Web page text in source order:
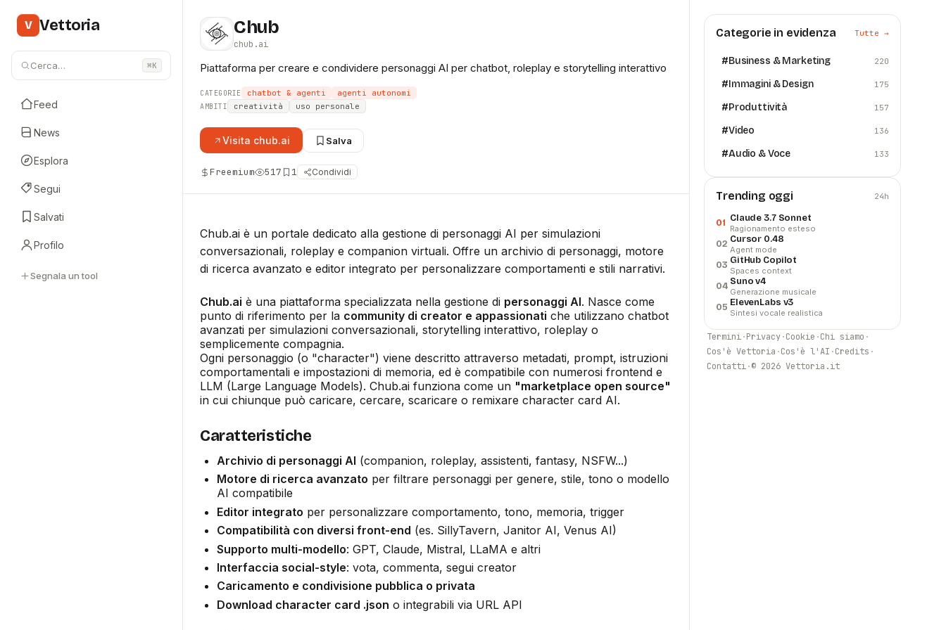
V Vettoria
Cerca… ⌘K
Feed
News
Esplora
Segui
Salvati
Profilo
Segnala un tool
Chub
chub.ai
Piattaforma per creare e condividere personaggi AI per chatbot, roleplay e storytelling interattivo
CATEGORIE chatbot & agenti agenti autonomi
AMBITI creatività uso personale
Visita chub.ai Salva
Freemium 517 1 Condividi
Chub.ai è un portale dedicato alla gestione di personaggi AI per simulazioni
conversazionali, roleplay e companion virtuali. Offre un archivio di personaggi, motore
di ricerca avanzato e editor integrato per personalizzare comportamenti e stili narrativi.
Chub.ai è una piattaforma specializzata nella gestione di personaggi AI. Nasce come
punto di riferimento per la community di creator e appassionati che utilizzano chatbot
avanzati per simulazioni conversazionali, storytelling interattivo, roleplay o
semplicemente compagnia.
Ogni personaggio (o "character") viene descritto attraverso metadati, prompt, istruzioni
comportamentali e impostazioni di memoria, ed è compatibile con numerosi frontend e
LLM (Large Language Models). Chub.ai funziona come un "marketplace open source"
in cui chiunque può caricare, cercare, scaricare o remixare character card AI.
Caratteristiche
Archivio di personaggi AI (companion, roleplay, assistenti, fantasy, NSFW...)
Motore di ricerca avanzato per filtrare personaggi per genere, stile, tono o modello
AI compatibile
Editor integrato per personalizzare comportamento, tono, memoria, trigger
Compatibilità con diversi front-end (es. SillyTavern, Janitor AI, Venus AI)
Supporto multi-modello: GPT, Claude, Mistral, LLaMA e altri
Interfaccia social-style: vota, commenta, segui creator
Caricamento e condivisione pubblica o privata
Download character card .json o integrabili via URL API
Categorie in evidenza Tutte →
#Business & Marketing 220
#Immagini & Design 175
#Produttività 157
#Video 136
#Audio & Voce 133
Trending oggi 24h
01 Claude 3.7 Sonnet
Ragionamento esteso
02 Cursor 0.48
Agent mode
03 GitHub Copilot
Spaces context
04 Suno v4
Generazione musicale
05 ElevenLabs v3
Sintesi vocale realistica
Termini·Privacy·Cookie ·Chi siamo ·
Cos'è Vettoria ·Cos'è l'AI ·Credits ·
Contatti·© 2026 Vettoria.it